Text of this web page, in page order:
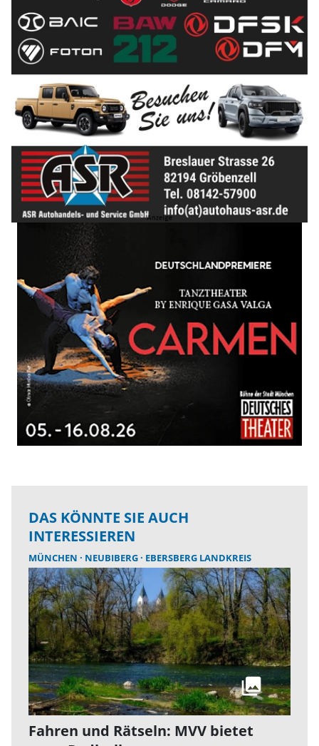
DAS KÖNNTE SIE AUCH
INTERESSIEREN
MÜNCHEN NEUBIBERG EBERSBERG LANDKREIS
Fahren und Rätseln: MVV bietet